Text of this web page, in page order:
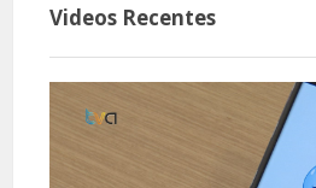
Videos Recentes